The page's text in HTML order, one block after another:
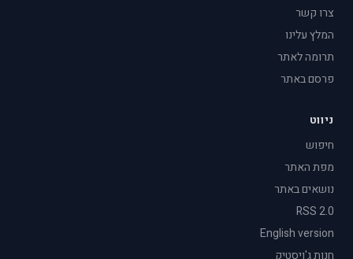
צרו קשר
המלץ עלינו
תרומה לאתר
פרסם באתר
ניווט
חיפוש
מפת האתר
נושאים באתר
RSS 2.0
English version
חנות ג'ויסטיק